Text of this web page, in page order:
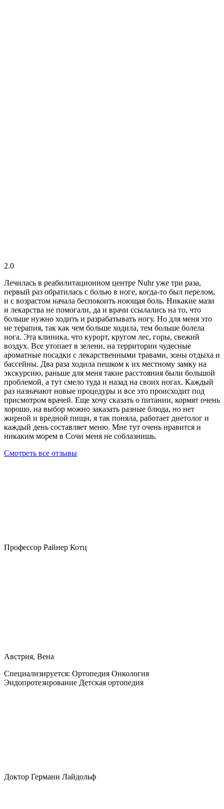
2.0
Лечилась в реабилитационном центре Nuhr уже три раза,
первый раз обратилась с болью в ноге, когда-то был перелом,
и с возрастом начала беспокоить ноющая боль. Никакие мази
и лекарства не помогали, да и врачи ссылались на то, что
больше нужно ходить и разрабатывать ногу. Но для меня это
не терапия, так как чем больше ходила, тем больше болела
нога. Эта клиника, что курорт, кругом лес, горы, свежий
воздух. Все утопает в зелени, на территории чудесные
ароматные посадки с лекарственными травами, зоны отдыха и
бассейны. Два раза ходила пешком к их местному замку на
экскурсию, раньше для меня такие расстояния были большой
проблемой, а тут смело туда и назад на своих ногах. Каждый
раз назначают новые процедуры и все это происходит под
присмотром врачей. Еще хочу сказать о питании, кормят очень
хорошо, на выбор можно заказать разные блюда, но нет
жирной и вредной пищи, я так поняла, работает диетолог и
каждый день составляет меню. Мне тут очень нравится и
никаким морем в Сочи меня не соблазнишь.
Смотреть все отзывы
Профессор Райнер Котц
Австрия, Вена
Специализируется: Ортопедия Онкология
Эндопротезирование Детская ортопедия
Доктор Германн Лайдольф